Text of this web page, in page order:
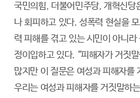
국민의힘, 더불어민주당, 개혁신당
나 회피하고 있다. 성폭력 현실을
력 피해를 겪고 있는 시민이 아니
정이입하고 있다. “피해자가 거짓
많지만 이 질문은 여성과 피해자를
우리는 여성과 피해자를 거짓말하